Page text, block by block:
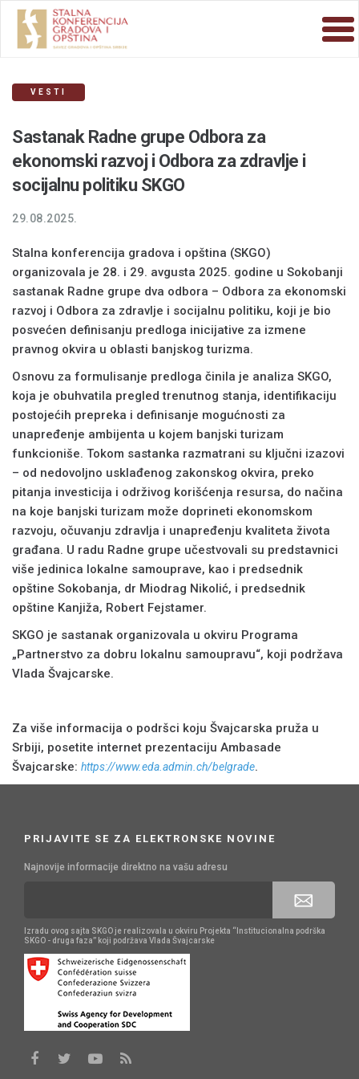
VESTI
Sastanak Radne grupe Odbora za
ekonomski razvoj i Odbora za zdravlje i
socijalnu politiku SKGO
29.08.2025.
Stalna konferencija gradova i opština (SKGO)
organizovala je 28. i 29. avgusta 2025. godine u Sokobanji
sastanak Radne grupe dva odbora – Odbora za ekonomski
razvoj i Odbora za zdravlje i socijalnu politiku, koji je bio
posvećen definisanju predloga inicijative za izmene
pravnog okvira u oblasti banjskog turizma.
Osnovu za formulisanje predloga činila je analiza SKGO,
koja je obuhvatila pregled trenutnog stanja, identifikaciju
postojećih prepreka i definisanje mogućnosti za
unapređenje ambijenta u kojem banjski turizam
funkcioniše. Tokom sastanka razmatrani su ključni izazovi
– od nedovoljno usklađenog zakonskog okvira, preko
pitanja investicija i održivog korišćenja resursa, do načina
na koje banjski turizam može doprineti ekonomskom
razvoju, očuvanju zdravlja i unapređenju kvaliteta života
građana. U radu Radne grupe učestvovali su predstavnici
više jedinica lokalne samouprave, kao i predsednik
opštine Sokobanja, dr Miodrag Nikolić, i predsednik
opštine Kanjiža, Robert Fejstamer.
SKGO je sastanak organizovala u okviru Programa
„Partnerstvo za dobru lokalnu samoupravu“, koji podržava
Vlada Švajcarske.
Za više informacija o podršci koju Švajcarska pruža u
Srbiji, posetite internet prezentaciju Ambasade
Švajcarske: https://www.eda.admin.ch/belgrade.
PRIJAVITE SE ZA ELEKTRONSKE NOVINE
Najnovije informacije direktno na vašu adresu
Izradu ovog sajta SKGO je realizovala u okviru Projekta “Institucionalna podrška
SKGO - druga faza” koji podržava Vlada Švajcarske